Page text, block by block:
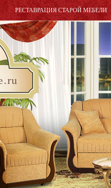
РЕСТАВРАЦИЯ СТАРОЙ МЕБЕЛИ